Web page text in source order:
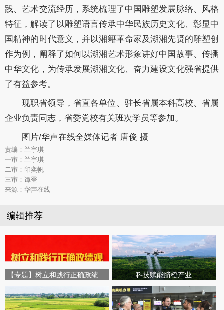
践、艺术交流经历，系统梳理了中国雕塑发展脉络、风格
特征，解读了以雕塑语言传承中华民族历史文化、彰显中
国精神的时代意义，并以湘籍革命家及湖湘先贤的雕塑创
作为例，阐释了如何以湖湘艺术形象讲好中国故事、传播
中华文化，为传承发展湖湘文化、奋力建设文化强省提供
了有益参考。
现职省领导，省直各单位、驻长省属本科高校、省属
企业负责同志，省委党校有关班次学员等参加。
图片/华声在线全媒体记者 唐俊 摄
责编：兰宇琪
一审：兰宇琪
二审：印奕帆
三审：谭登
来源：华声在线
编辑推荐
科技赋能脐橙产业